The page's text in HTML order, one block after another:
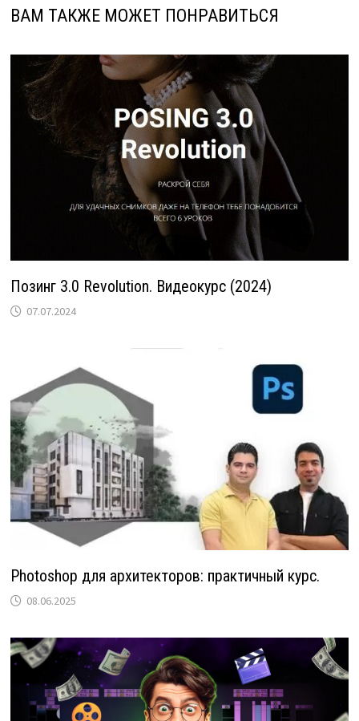
ВАМ ТАКЖЕ МОЖЕТ ПОНРАВИТЬСЯ
Позинг 3.0 Revolution. Видеокурс (2024)
07.07.2024
Photoshop для архитекторов: практичный курс.
08.06.2025